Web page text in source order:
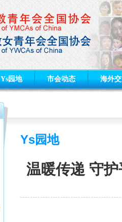
Ys园地 市会动态 海外
Ys园地
温暖传递 守